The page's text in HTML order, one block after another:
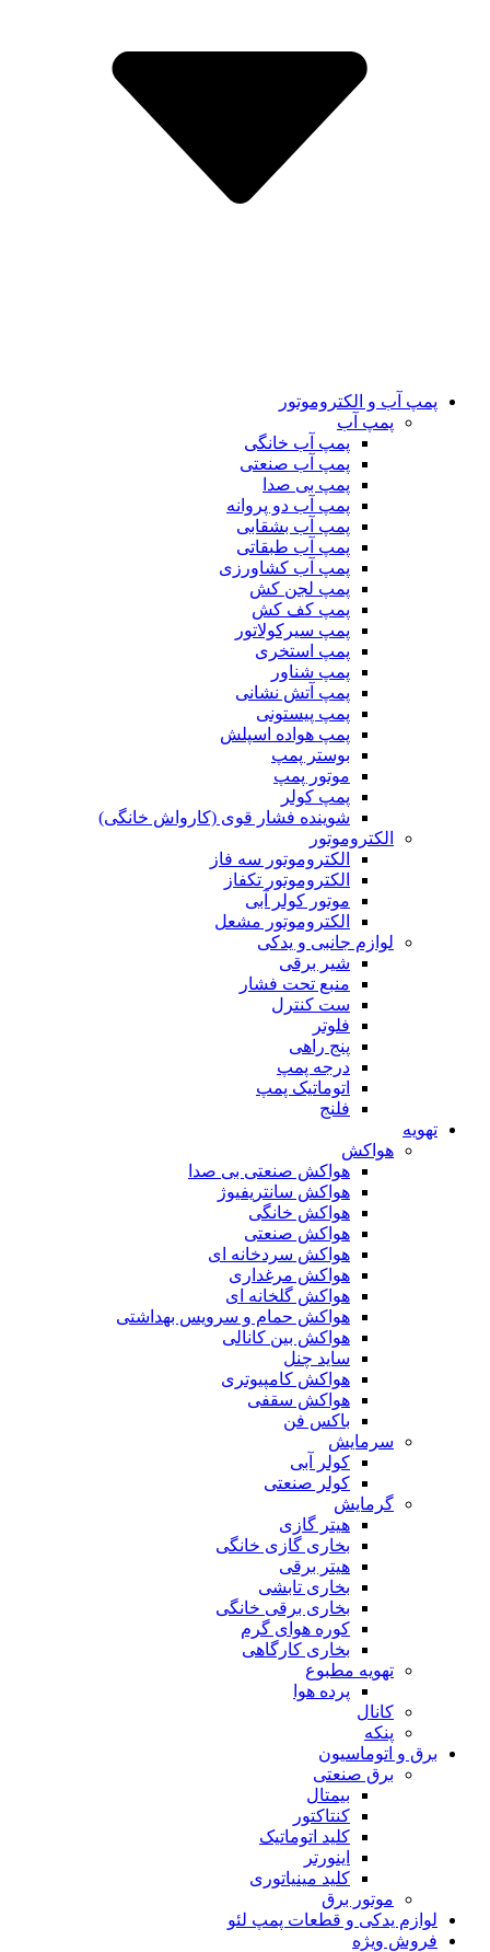
پمپ آب و الکتروموتور
پمپ آب
پمپ آب خانگی
پمپ آب صنعتی
پمپ بی صدا
پمپ آب دو پروانه
پمپ آب بشقابی
پمپ آب طبقاتی
پمپ آب کشاورزی
پمپ لجن کش
پمپ کف کش
پمپ سیرکولاتور
پمپ استخری
پمپ شناور
پمپ آتش نشانی
پمپ پیستونی
پمپ هواده اسپلش
بوستر پمپ
موتور پمپ
پمپ کولر
شوینده فشار قوی (کارواش خانگی)
الکتروموتور
الکتروموتور سه فاز
الکتروموتور تکفاز
موتور کولر آبی
الکتروموتور مشعل
لوازم جانبی و یدکی
شیر برقی
منبع تحت فشار
ست کنترل
فلوتر
پنج راهی
درجه پمپ
اتوماتیک پمپ
فلنج
تهویه
هواکش
هواکش صنعتی بی صدا
هواکش سانتریفیوژ
هواکش خانگی
هواکش صنعتی
هواکش سردخانه ای
هواکش مرغداری
هواکش گلخانه ای
هواکش حمام و سرویس بهداشتی
هواکش بین کانالی
ساید چنل
هواکش کامپیوتری
هواکش سقفی
باکس فن
سرمایش
کولر آبی
کولر صنعتی
گرمایش
هیتر گازی
بخاری گازی خانگی
هیتر برقی
بخاری تابشی
بخاری برقی خانگی
کوره هوای گرم
بخاری کارگاهی
تهویه مطبوع
پرده هوا
کانال
پنکه
برق و اتوماسیون
برق صنعتی
بیمتال
کنتاکتور
کلید اتوماتیک
اینورتر
کلید مینیاتوری
موتور برق
لوازم یدکی و قطعات پمپ لئو
فروش ویژه